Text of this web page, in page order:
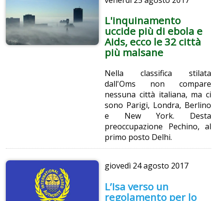
L'inquinamento
uccide più di ebola e
Aids, ecco le 32 città
più malsane
Nella classifica stilata
dall'Oms non compare
nessuna città italiana, ma ci
sono Parigi, Londra, Berlino
e New York. Desta
preoccupazione Pechino, al
primo posto Delhi.
giovedì 24 agosto 2017
L’Isa verso un
regolamento per lo